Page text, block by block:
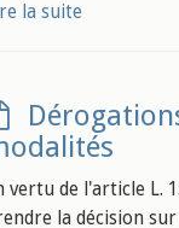
la suite
vertu de l'article L.
la décision